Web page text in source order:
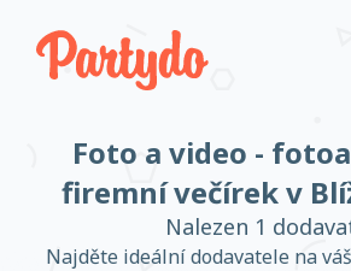
Foto a video -
firemní večírek v
Nalezen 1
Najděte ideální dodavatele na